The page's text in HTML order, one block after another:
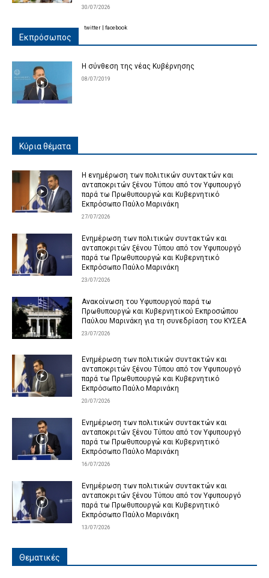
30/07/2026
Εκπρόσωπος
Η σύνθεση της νέας Κυβέρνησης
08/07/2019
twitter facebook
Κύρια θέματα
Η ενημέρωση των πολιτικών συντακτών και
ανταποκριτών ξένου Τύπου από τον Υφυπουργό
παρά τω Πρωθυπουργώ και Κυβερνητικό
Εκπρόσωπο Παύλο Μαρινάκη
27/07/2026
Ενημέρωση των πολιτικών συντακτών και
ανταποκριτών ξένου Τύπου από τον Υφυπουργό
παρά τω Πρωθυπουργώ και Κυβερνητικό
Εκπρόσωπο Παύλο Μαρινάκη
23/07/2026
Ανακοίνωση του Υφυπουργού παρά τω
Πρωθυπουργώ και Κυβερνητικού Εκπροσώπου
Παύλου Μαρινάκη για τη συνεδρίαση του ΚΥΣΕΑ
23/07/2026
Ενημέρωση των πολιτικών συντακτών και
ανταποκριτών ξένου Τύπου από τον Υφυπουργό
παρά τω Πρωθυπουργώ και Κυβερνητικό
Εκπρόσωπο Παύλο Μαρινάκη
20/07/2026
Ενημέρωση των πολιτικών συντακτών και
ανταποκριτών ξένου Τύπου από τον Υφυπουργό
παρά τω Πρωθυπουργώ και Κυβερνητικό
Εκπρόσωπο Παύλο Μαρινάκη
16/07/2026
Ενημέρωση των πολιτικών συντακτών και
ανταποκριτών ξένου Τύπου από τον Υφυπουργό
παρά τω Πρωθυπουργώ και Κυβερνητικό
Εκπρόσωπο Παύλο Μαρινάκη
13/07/2026
Θεματικές